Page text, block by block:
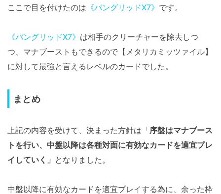
ここで目を付けたのは 《バングリッドX7》 です。
《バングリッドX7》 は相手のクリーチャーを除去しつ
つ、マナブーストもできるので【メタリカミッツァイル】
に対して最強と言えるレベルのカードでした。
まとめ
上記の内容を受けて、決まった方針は「序盤はマナブース
トを行い、中盤以降は各種対面に有効なカードを適宜プレ
イしていく」 となりました。
中盤以降に有効なカードを適宜プレイする為に、余った枠